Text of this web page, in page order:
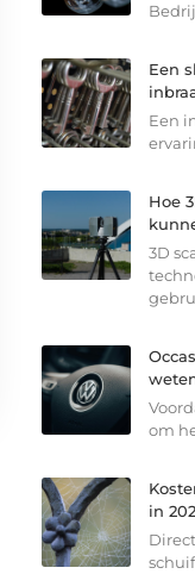
Een
Een
Hoe
3D
om
in